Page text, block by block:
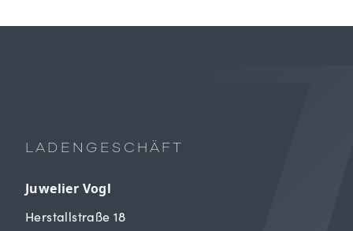
LADENGESCHÄFT
Juwelier Vogl
Herstallstraße 18